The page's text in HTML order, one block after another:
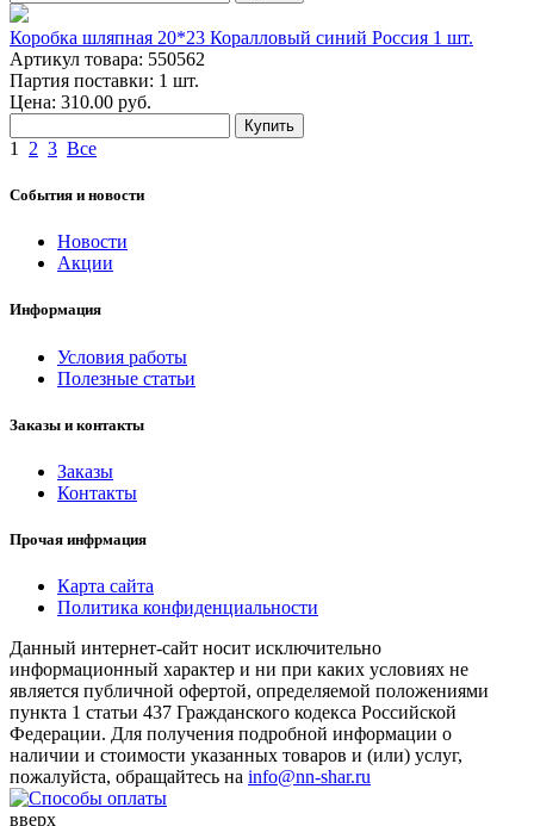
Коробка шляпная 20*23 Коралловый синий Россия 1 шт.
Артикул товара: 550562
Партия поставки: 1 шт.
Цена: 310.00 руб.
Купить
1 2 3 Все
События и новости
Новости
Акции
Информация
Условия работы
Полезные статьи
Заказы и контакты
Заказы
Контакты
Прочая инфрмация
Карта сайта
Политика конфиденциальности
Данный интернет-сайт носит исключительно
информационный характер и ни при каких условиях не
является публичной офертой, определяемой положениями
пункта 1 статьи 437 Гражданского кодекса Российской
Федерации. Для получения подробной информации о
наличии и стоимости указанных товаров и (или) услуг,
пожалуйста, обращайтесь на info@nn-shar.ru
вверх